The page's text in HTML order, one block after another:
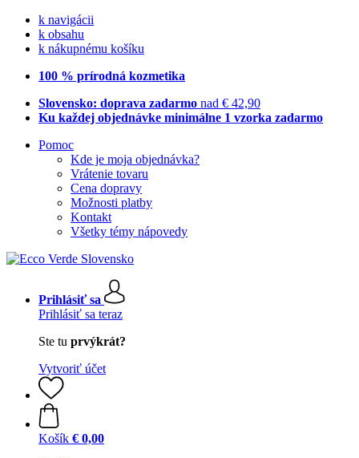
k navigácii
k obsahu
k nákupnému košíku
100 % prírodná kozmetika
Slovensko: doprava zadarmo nad € 42,90
Ku každej objednávke minimálne 1 vzorka zadarmo
Pomoc
Kde je moja objednávka?
Vrátenie tovaru
Cena dopravy
Možnosti platby
Kontakt
Všetky témy nápovedy
Prihlásiť sa
Prihlásiť sa teraz
Ste tu prvýkrát?
Vytvoriť účet
Košík € 0,00